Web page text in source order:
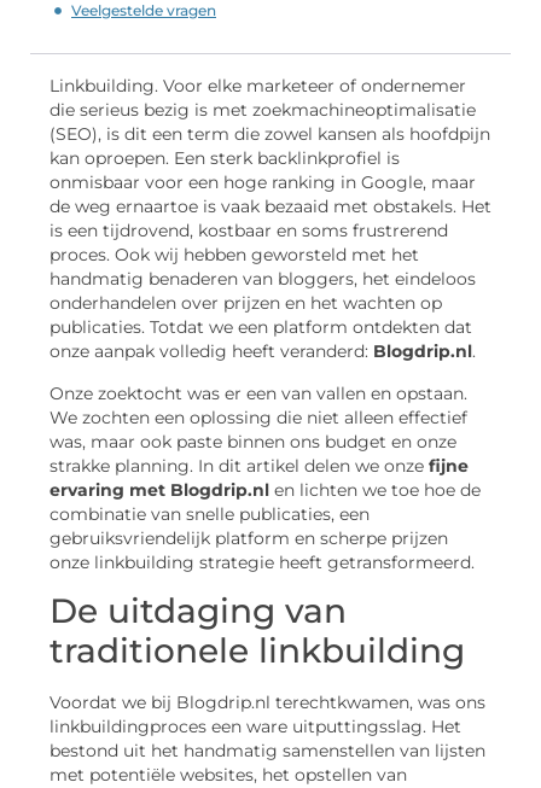
Veelgestelde vragen
Linkbuilding. Voor elke marketeer of ondernemer
die serieus bezig is met zoekmachineoptimalisatie
(SEO), is dit een term die zowel kansen als hoofdpijn
kan oproepen. Een sterk backlinkprofiel is
onmisbaar voor een hoge ranking in Google, maar
de weg ernaartoe is vaak bezaaid met obstakels. Het
is een tijdrovend, kostbaar en soms frustrerend
proces. Ook wij hebben geworsteld met het
handmatig benaderen van bloggers, het eindeloos
onderhandelen over prijzen en het wachten op
publicaties. Totdat we een platform ontdekten dat
onze aanpak volledig heeft veranderd: Blogdrip.nl.
Onze zoektocht was er een van vallen en opstaan.
We zochten een oplossing die niet alleen effectief
was, maar ook paste binnen ons budget en onze
strakke planning. In dit artikel delen we onze fijne
ervaring met Blogdrip.nl en lichten we toe hoe de
combinatie van snelle publicaties, een
gebruiksvriendelijk platform en scherpe prijzen
onze linkbuilding strategie heeft getransformeerd.
De uitdaging van
traditionele linkbuilding
Voordat we bij Blogdrip.nl terechtkwamen, was ons
linkbuildingproces een ware uitputtingsslag. Het
bestond uit het handmatig samenstellen van lijsten
met potentiële websites, het opstellen van